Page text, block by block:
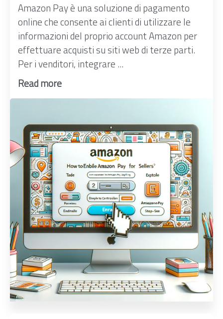
Amazon Pay è una soluzione di pagamento
online che consente ai clienti di utilizzare le
informazioni del proprio account Amazon per
effettuare acquisti su siti web di terze parti.
Per i venditori, integrare ...
Read more